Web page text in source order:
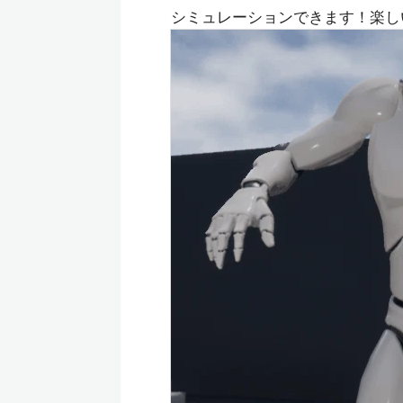
シミュレーションできます！楽